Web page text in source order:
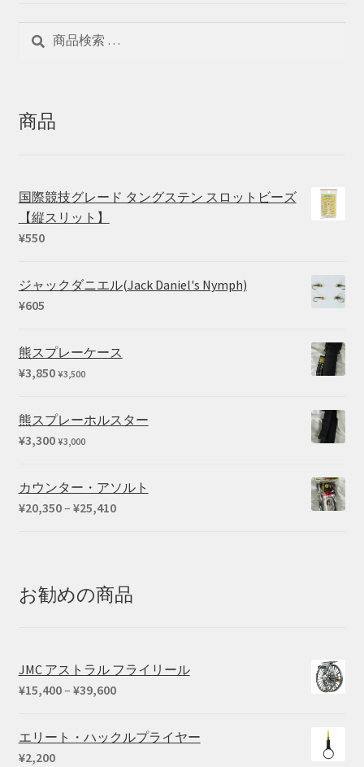
商品
国際競技グレード タングステン スロットビーズ
【縦スリット】
¥550
ジャックダニエル(Jack Daniel's Nymph)
¥605
熊スプレーケース
¥3,850 ¥3,500
熊スプレーホルスター
¥3,300 ¥3,000
カウンター・アソルト
¥20,350– ¥25,410価
–
¥25,410
お勧めの商品
JMC アストラル フライリール
¥15,400– ¥39,600価
帯:
エリート・ハックルプライヤー
¥2,200